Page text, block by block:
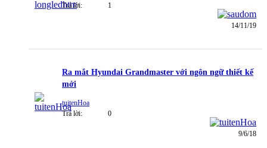
Trả lời:
1
14/11/19
Ra mắt Hyundai Grandmaster với ngôn ngữ thiết kế
mới
tuitenHoa
Trả lời:
0
9/6/18